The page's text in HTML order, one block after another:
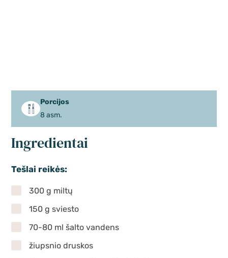
Porcijos
8 asm.
Ingredientai
Tešlai reikės:
300 g miltų
150 g sviesto
70-80 ml šalto vandens
žiupsnio druskos